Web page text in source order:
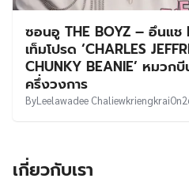
ซอนอู THE BOYZ – อึนแช
เท็มโปรด ‘CHARLES
CHUNKY BEANIE’ หมว
ครึ่งวงการ
ByLeelawadee ChaliewkriengkraiOn
เกี่ยวกับเรา